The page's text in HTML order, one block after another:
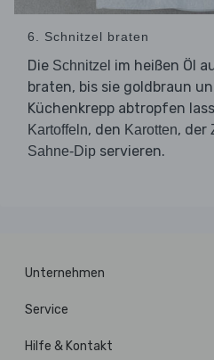
6. Schnitzel braten
Die Schnitzel im heißen Öl
braten, bis sie goldbraun
Küchenkrepp abtropfen
Kartoffeln, den Karotten, der
Sahne-Dip servieren.
Unternehmen
Service
Hilfe & Kontakt